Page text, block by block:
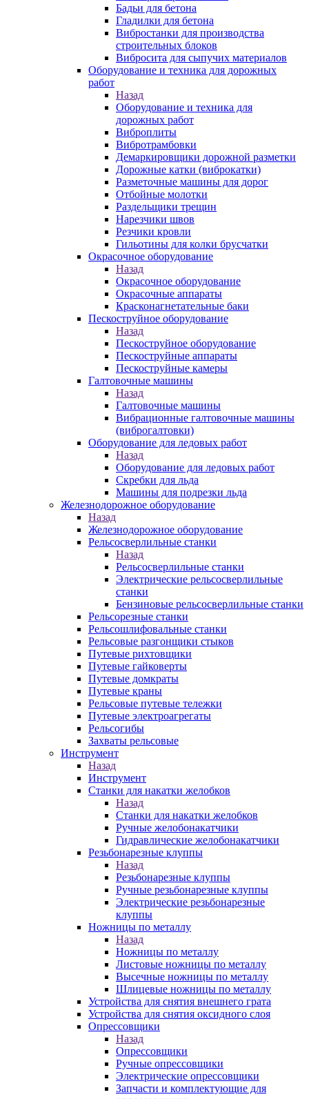
Бадьи для бетона
Гладилки для бетона
Вибростанки для производства
строительных блоков
Вибросита для сыпучих материалов
Оборудование и техника для дорожных
работ
Назад
Оборудование и техника для
дорожных работ
Виброплиты
Вибротрамбовки
Демаркировщики дорожной разметки
Дорожные катки (виброкатки)
Разметочные машины для дорог
Отбойные молотки
Раздельщики трещин
Нарезчики швов
Резчики кровли
Гильотины для колки брусчатки
Окрасочное оборудование
Назад
Окрасочное оборудование
Окрасочные аппараты
Красконагнетательные баки
Пескоструйное оборудование
Назад
Пескоструйное оборудование
Пескоструйные аппараты
Пескоструйные камеры
Галтовочные машины
Назад
Галтовочные машины
Вибрационные галтовочные машины
(виброгалтовки)
Оборудование для ледовых работ
Назад
Оборудование для ледовых работ
Скребки для льда
Машины для подрезки льда
Железнодорожное оборудование
Назад
Железнодорожное оборудование
Рельсосверлильные станки
Назад
Рельсосверлильные станки
Электрические рельсосверлильные
станки
Бензиновые рельсосверлильные станки
Рельсорезные станки
Рельсошлифовальные станки
Рельсовые разгонщики стыков
Путевые рихтовщики
Путевые гайковерты
Путевые домкраты
Путевые краны
Рельсовые путевые тележки
Путевые электроагрегаты
Рельсогибы
Захваты рельсовые
Инструмент
Назад
Инструмент
Станки для накатки желобков
Назад
Станки для накатки желобков
Ручные желобонакатчики
Гидравлические желобонакатчики
Резьбонарезные клуппы
Назад
Резьбонарезные клуппы
Ручные резьбонарезные клуппы
Электрические резьбонарезные
клуппы
Ножницы по металлу
Назад
Ножницы по металлу
Листовые ножницы по металлу
Высечные ножницы по металлу
Шлицевые ножницы по металлу
Устройства для снятия внешнего грата
Устройства для снятия оксидного слоя
Опрессовщики
Назад
Опрессовщики
Ручные опрессовщики
Электрические опрессовщики
Запчасти и комплектующие для